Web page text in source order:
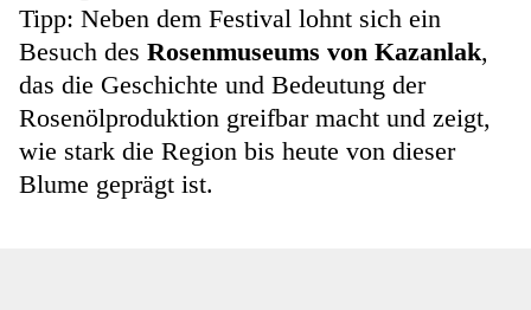
Tipp: Neben dem Festival lohnt sich ein
Besuch des Rosenmuseums von Kazanlak,
das die Geschichte und Bedeutung der
Rosenölproduktion greifbar macht und zeigt,
wie stark die Region bis heute von dieser
Blume geprägt ist.